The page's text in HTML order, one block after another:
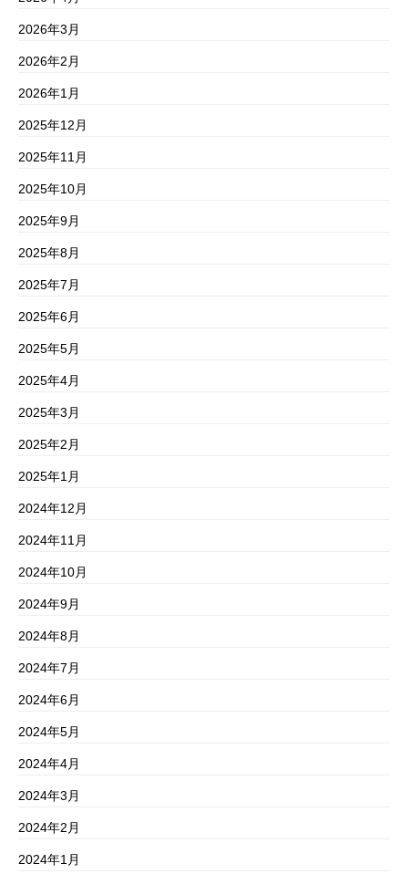
2026年3月
2026年2月
2026年1月
2025年12月
2025年11月
2025年10月
2025年9月
2025年8月
2025年7月
2025年6月
2025年5月
2025年4月
2025年3月
2025年2月
2025年1月
2024年12月
2024年11月
2024年10月
2024年9月
2024年8月
2024年7月
2024年6月
2024年5月
2024年4月
2024年3月
2024年2月
2024年1月